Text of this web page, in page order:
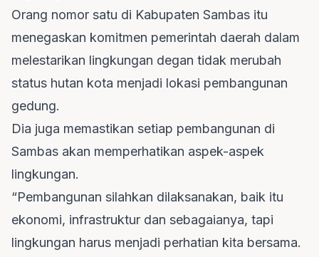
Orang nomor satu di Kabupaten Sambas itu
menegaskan komitmen pemerintah daerah dalam
melestarikan lingkungan degan tidak merubah
status hutan kota menjadi lokasi pembangunan
gedung.
Dia juga memastikan setiap pembangunan di
Sambas akan memperhatikan aspek-aspek
lingkungan.
“Pembangunan silahkan dilaksanakan, baik itu
ekonomi, infrastruktur dan sebagaianya, tapi
lingkungan harus menjadi perhatian kita bersama.